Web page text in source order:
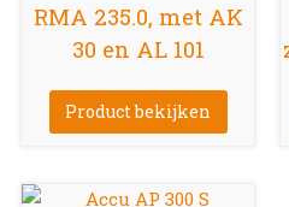
RMA 235.0, met AK
30 en AL 101
Product bekijken